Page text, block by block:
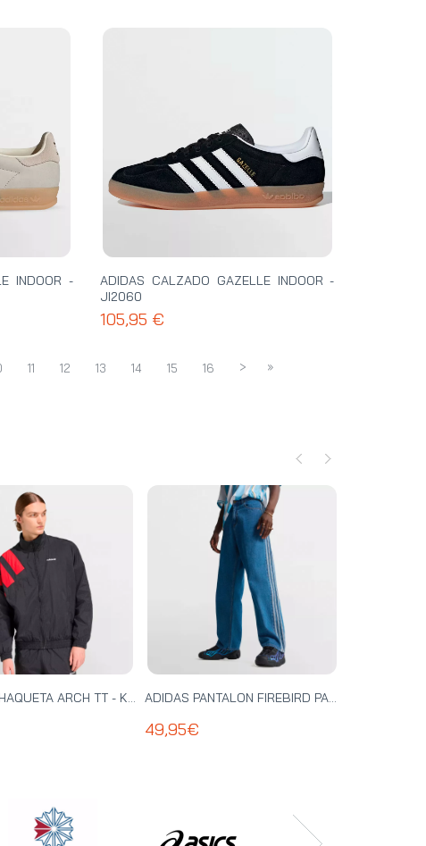
INDOOR -
ADIDAS CALZADO GAZELLE INDOOR -
JI2060
105,95 €
11 12 13 14 15 16 > »
ADIDAS CHAQUETA ARCH TT - KD4069 ADIDAS PANTALON FIREBIRD PANTS - KD1499
49,95€